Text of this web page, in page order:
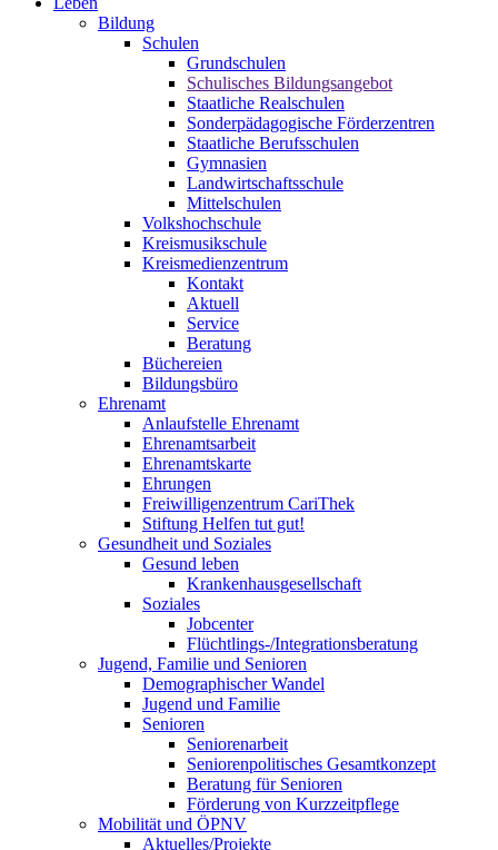
Bildung
Schulen
Grundschulen
Schulisches Bildungsangebot
Staatliche Realschulen
Sonderpädagogische Förderzentren
Staatliche Berufsschulen
Gymnasien
Landwirtschaftsschule
Mittelschulen
Volkshochschule
Kreismusikschule
Kreismedienzentrum
Kontakt
Aktuell
Service
Beratung
Büchereien
Bildungsbüro
Ehrenamt
Anlaufstelle Ehrenamt
Ehrenamtsarbeit
Ehrenamtskarte
Ehrungen
Freiwilligenzentrum CariThek
Stiftung Helfen tut gut!
Gesundheit und Soziales
Gesund leben
Krankenhausgesellschaft
Soziales
Jobcenter
Flüchtlings-/Integrationsberatung
Jugend, Familie und Senioren
Demographischer Wandel
Jugend und Familie
Senioren
Seniorenarbeit
Seniorenpolitisches Gesamtkonzept
Beratung für Senioren
Förderung von Kurzzeitpflege
Mobilität und ÖPNV
Aktuelles/Projekte